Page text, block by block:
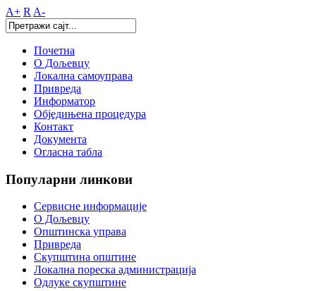
A+ R A-
Почетна
О Дољевцу
Локална самоуправа
Привреда
Информатор
Обједињена процедура
Контакт
Документа
Огласна табла
Популарни линкови
Сервисне информације
О Дољевцу
Општинска управа
Привреда
Скупштина општине
Локална пореска администрација
Одлуке скупштине